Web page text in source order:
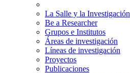
La Salle y la Investigación
Be a Researcher
Grupos e Institutos
Áreas de investigación
Líneas de investigación
Proyectos
Publicaciones